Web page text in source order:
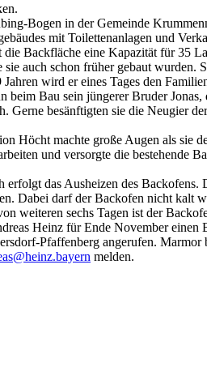
Bogen in der Gemeinde
mit Toilettenanlagen und
Backfläche eine Kapazität für 35
auch schon früher gebaut wurden.
wird er eines Tages den
Bau sein jüngerer Bruder
Gerne besänftigten sie die Neugier
Höcht machte große Augen als
und versorgte die bestehende
das Ausheizen des
Dabei darf der Backofen nicht kalt
weiteren sechs Tagen ist der
Heinz für Ende November
Pfaffenberg angerufen.
melden.